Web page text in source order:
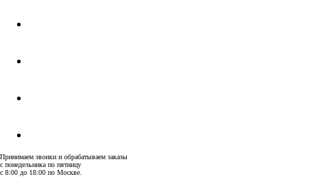
Принимаем звонки и обрабатываем заказы
с понедельника по пятницу
с 8:00 до 18:00 по Москве.